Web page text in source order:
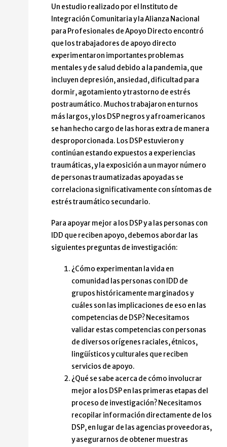
Un estudio realizado por el Instituto de
Integración Comunitaria y la Alianza Nacional
para Profesionales de Apoyo Directo encontró
que los trabajadores de apoyo directo
experimentaron importantes problemas
mentales y de salud debido a la pandemia, que
incluyen depresión, ansiedad, dificultad para
dormir, agotamiento y trastorno de estrés
postraumático. Muchos trabajaron en turnos
más largos, y los DSP negros y afroamericanos
se han hecho cargo de las horas extra de manera
desproporcionada. Los DSP estuvieron y
continúan estando expuestos a experiencias
traumáticas, y la exposición a un mayor número
de personas traumatizadas apoyadas se
correlaciona significativamente con síntomas de
estrés traumático secundario.
Para apoyar mejor a los DSP y a las personas con
IDD que reciben apoyo, debemos abordar las
siguientes preguntas de investigación:
¿Cómo experimentan la vida en
comunidad las personas con IDD de
grupos históricamente marginados y
cuáles son las implicaciones de eso en las
competencias de DSP? Necesitamos
validar estas competencias con personas
de diversos orígenes raciales, étnicos,
lingüísticos y culturales que reciben
servicios de apoyo.
¿Qué se sabe acerca de cómo involucrar
mejor a los DSP en las primeras etapas del
proceso de investigación? Necesitamos
recopilar información directamente de los
DSP, en lugar de las agencias proveedoras,
y asegurarnos de obtener muestras